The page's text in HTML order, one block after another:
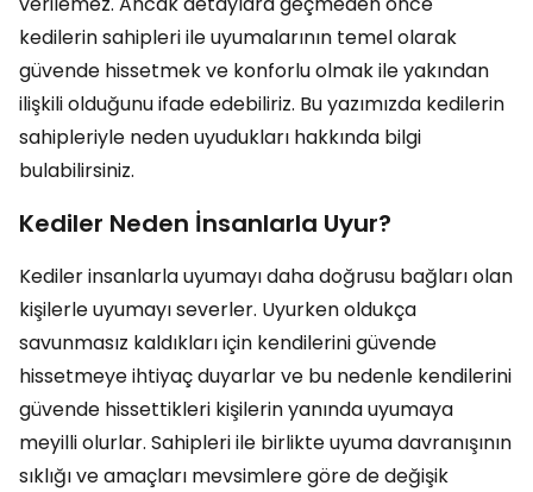
kedilerin sahipleri ile uyumalarının temel olarak
güvende hissetmek ve konforlu olmak ile yakından
ilişkili olduğunu ifade edebiliriz. Bu yazımızda kedilerin
sahipleriyle neden uyudukları hakkında bilgi
bulabilirsiniz.
Kediler Neden İnsanlarla Uyur?
Kediler insanlarla uyumayı daha doğrusu bağları olan
kişilerle uyumayı severler. Uyurken oldukça
savunmasız kaldıkları için kendilerini güvende
hissetmeye ihtiyaç duyarlar ve bu nedenle kendilerini
güvende hissettikleri kişilerin yanında uyumaya
meyilli olurlar. Sahipleri ile birlikte uyuma davranışının
sıklığı ve amaçları mevsimlere göre de değişik